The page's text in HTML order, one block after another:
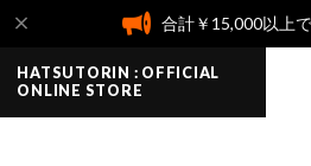
合計￥15,000以上
HATSUTORIN : OFFICIAL
ONLINE STORE